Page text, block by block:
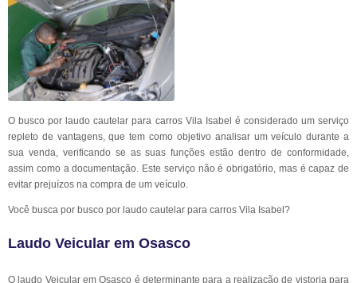
O busco por laudo cautelar para carros Vila Isabel é considerado um serviço
repleto de vantagens, que tem como objetivo analisar um veículo durante a
sua venda, verificando se as suas funções estão dentro de conformidade,
assim como a documentação. Este serviço não é obrigatório, mas é capaz de
evitar prejuízos na compra de um veículo.
Você busca por busco por laudo cautelar para carros Vila Isabel?
Laudo Veicular em Osasco
O laudo Veicular em Osasco é determinante para a realização de vistoria para